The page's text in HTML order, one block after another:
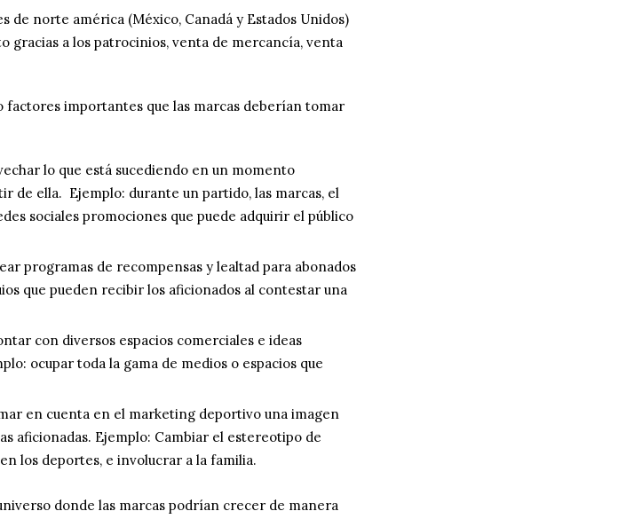
de norte américa (México, Canadá y Estados Unidos)
gracias a los patrocinios, venta de mercancía, venta
factores importantes que las marcas deberían tomar
lo que está sucediendo en un momento
de ella. Ejemplo: durante un partido, las marcas, el
sociales promociones que puede adquirir el público
programas de recompensas y lealtad para abonados
que pueden recibir los aficionados al contestar una
con diversos espacios comerciales e ideas
ocupar toda la gama de medios o espacios que
en cuenta en el marketing deportivo una imagen
aficionadas. Ejemplo: Cambiar el estereotipo de
los deportes, e involucrar a la familia.
donde las marcas podrían crecer de manera